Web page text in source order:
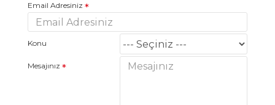
Email Adresiniz
Konu
Mesajınız